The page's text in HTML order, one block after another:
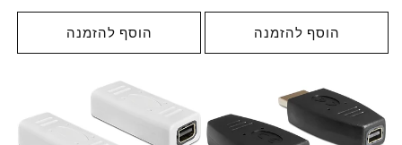
רגיל
הוסף להזמנה הוסף להזמנה